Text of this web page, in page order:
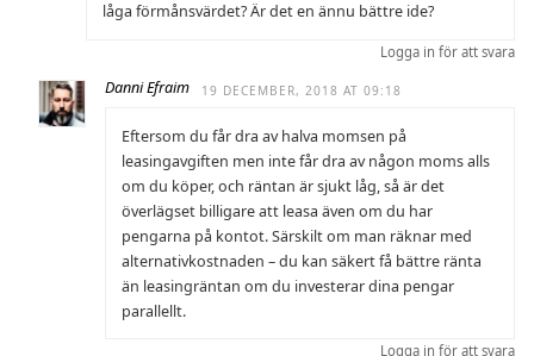
låga förmånsvärdet? Är det en ännu bättre ide?
Logga in för att svara
Danni Efraim 19 DECEMBER, 2018 AT 09:18
Eftersom du får dra av halva momsen på
leasingavgiften men inte får dra av någon moms alls
om du köper, och räntan är sjukt låg, så är det
överlägset billigare att leasa även om du har
pengarna på kontot. Särskilt om man räknar med
alternativkostnaden – du kan säkert få bättre ränta
än leasingräntan om du investerar dina pengar
parallellt.
Logga in för att svara